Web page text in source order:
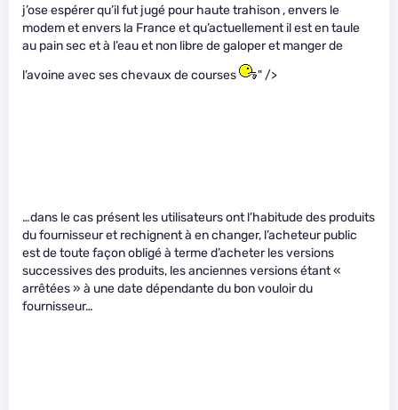
j’ose espérer qu’il fut jugé pour haute trahison , envers le
modem et envers la France et qu’actuellement il est en taule
au pain sec et à l’eau et non libre de galoper et manger de
l’avoine avec ses chevaux de courses
" />
…dans le cas présent les utilisateurs ont l’habitude des produits
du fournisseur et rechignent à en changer, l’acheteur public
est de toute façon obligé à terme d’acheter les versions
successives des produits, les anciennes versions étant «
arrêtées » à une date dépendante du bon vouloir du
fournisseur…